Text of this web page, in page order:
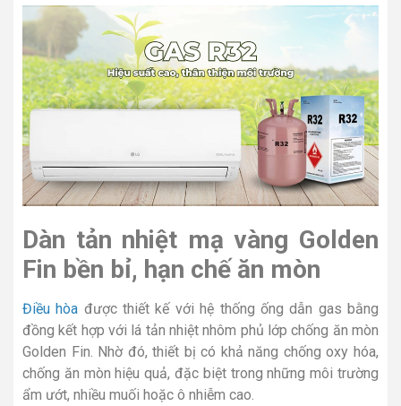
Dàn tản nhiệt mạ vàng Golden
Fin bền bỉ, hạn chế ăn mòn
Điều hòa được thiết kế với hệ thống ống dẫn gas bằng
đồng kết hợp với lá tản nhiệt nhôm phủ lớp chống ăn mòn
Golden Fin. Nhờ đó, thiết bị có khả năng chống oxy hóa,
chống ăn mòn hiệu quả, đặc biệt trong những môi trường
ẩm ướt, nhiều muối hoặc ô nhiễm cao.